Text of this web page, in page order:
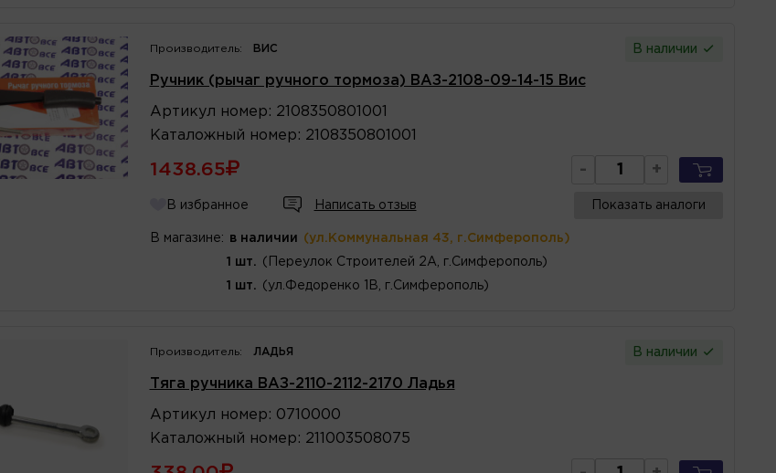
Производитель: ВИС В наличии
Ручник (рычаг ручного тормоза) ВАЗ-2108-09-14-15 Вис
Артикул номер : 2108350801001
Каталожный номер : 2108350801001
1438.65 - +
В избранное Написать отзыв Показать аналоги
В магазине: в наличии (ул.Коммунальная 43, г.Симферополь)
1 шт. (Переулок Строителей 2А, г.Симферополь)
1 шт. (ул.Федоренко 1В, г.Симферополь)
Производитель: ЛАДЬЯ В наличии
Тяга ручника ВАЗ-2110-2112-2170 Ладья
Артикул номер : 0710000
Каталожный номер : 211003508075